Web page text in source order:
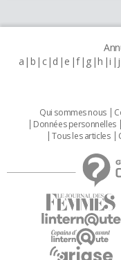
a b c d e f g h i j
Qui sommes nous
Données personnelles
Tous les articles